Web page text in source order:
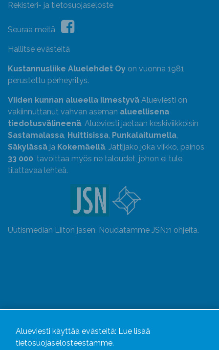
Rekisteri- ja tietosuojaseloste
Seuraa meitä
Hallitse evästeitä
Kustannusliike Aluelehdet Oy on vuonna 1981
perustettu perheyritys.
Viiden kunnan alueella ilmestyvä Alueviesti on
vakiinnuttanut vahvan aseman alueellisena
tiedotusvälineenä. Alueviesti jaetaan keskiviikkoisin
Sastamalassa, Huittisissa, Punkalaitumella,
Säkylässä ja Kokemäellä. Jättijako joka viikko, painos
33 000, tavoittaa myös ne taloudet, johon ei tule
tilattavaa lehteä.
Uutismedian Liiton jäsen. Noudatamme JSN:n ohjeita.
Alueviesti käyttää evästeitä: Lue lisää
tietosuojaselosteestamme.